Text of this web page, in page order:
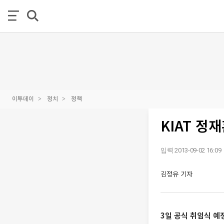
이투데이 정치 정책
KIAT 정
입력 2013-09-02 16:09
김정유 기자
3일 공식 취임식 예